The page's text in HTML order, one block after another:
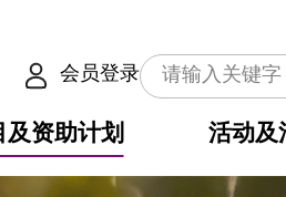
会员登录
及资助计划 活动及